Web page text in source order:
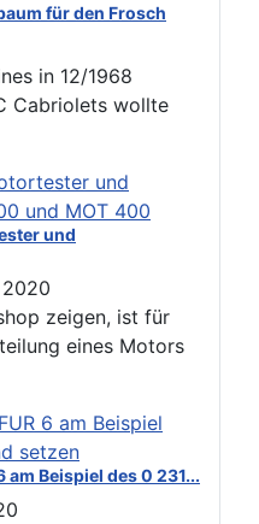
für den Frosch
in 12/1968
Cabriolets wollte
und
zeigen, ist für
eines Motors
am Beispiel des 0 231...